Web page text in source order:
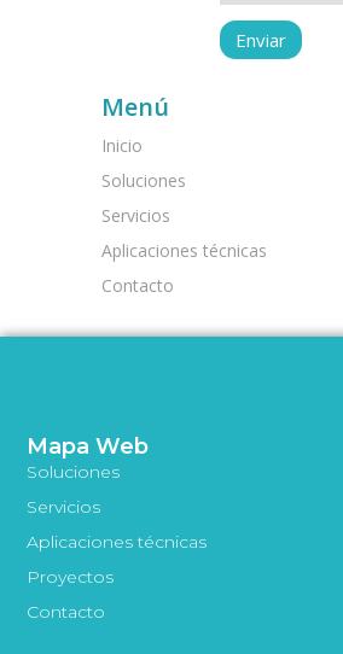
Menú
Inicio
Soluciones
Servicios
Aplicaciones técnicas
Contacto
Mapa Web
Soluciones
Servicios
Aplicaciones técnicas
Proyectos
Contacto